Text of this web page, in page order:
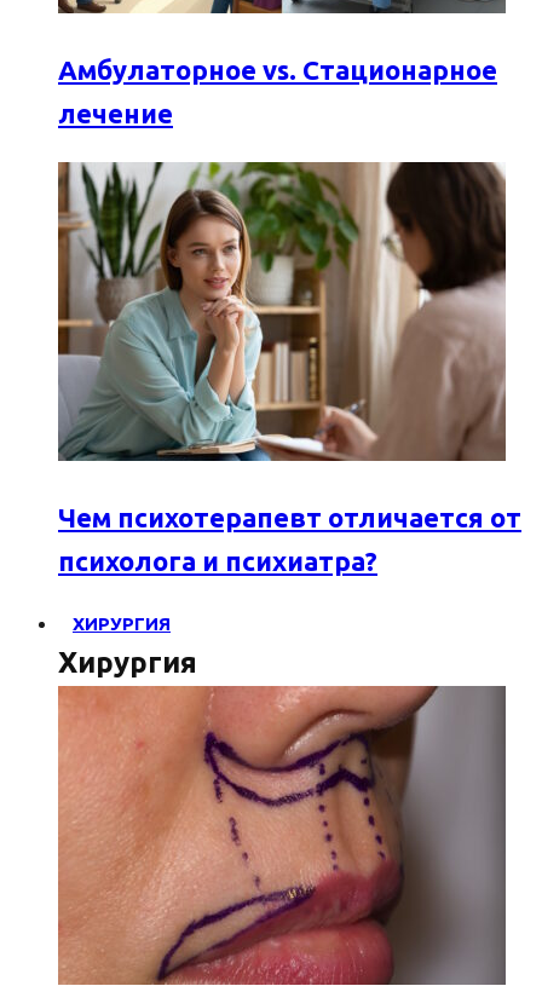
Амбулаторное vs. Стационарное
лечение
Чем психотерапевт отличается от
психолога и психиатра?
ХИРУРГИЯ
Хирургия